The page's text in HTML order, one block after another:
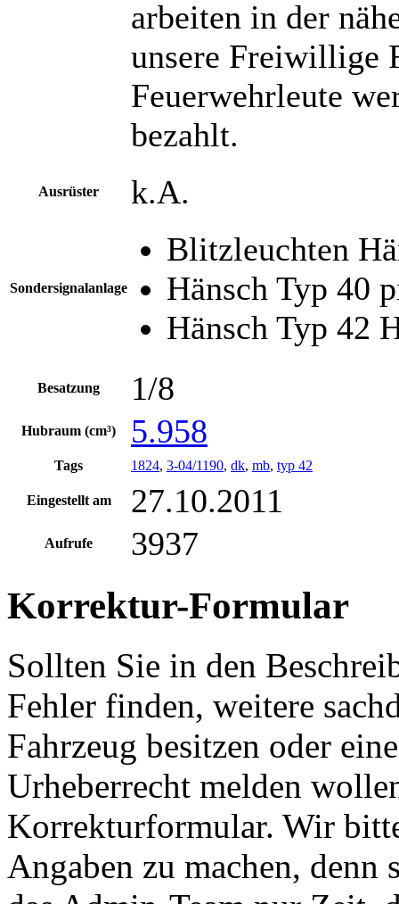
arbeiten in der
unsere Freiwillige
Feuerwehrleute
bezahlt.
Ausrüster k.A.
Sondersignalanlage
Blitzleuchten
Hänsch Typ 40
Hänsch Typ 42
Besatzung 1/8
Hubraum (cm³) 5.958
Tags 1824, 3-04/1190, dk, mb, typ 42
Eingestellt am 27.10.2011
Aufrufe 3937
Korrektur-Formular
Sollten Sie in den
Fehler finden, weitere
Fahrzeug besitzen oder
Urheberrecht melden
Korrekturformular. Wir
Angaben zu machen,